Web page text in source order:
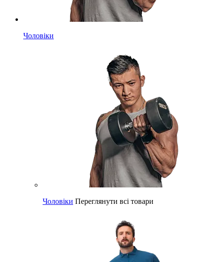
Чоловіки
Чоловіки Переглянути всі товари